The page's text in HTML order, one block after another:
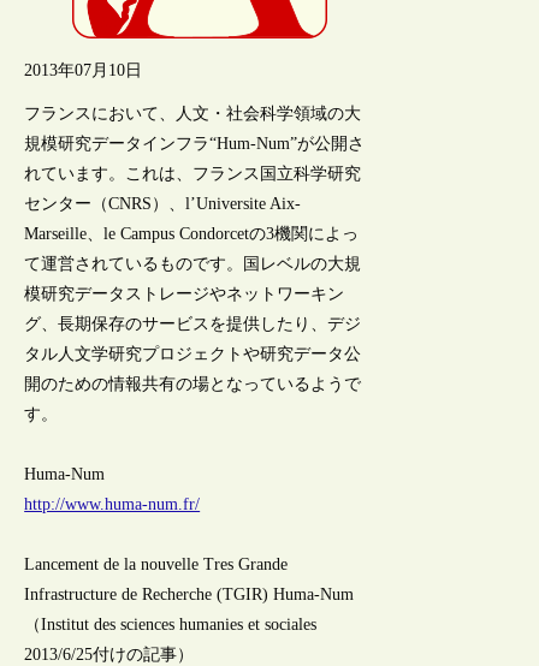
2013年07月10日
フランスにおいて、人文・社会科学領域の大
規模研究データインフラ“Hum-Num”が公開さ
れています。これは、フランス国立科学研究
センター（CNRS）、l’Universite Aix-
Marseille、le Campus Condorcetの3機関によっ
て運営されているものです。国レベルの大規
模研究データストレージやネットワーキン
グ、長期保存のサービスを提供したり、デジ
タル人文学研究プロジェクトや研究データ公
開のための情報共有の場となっているようで
す。
Huma-Num
http://www.huma-num.fr/
Lancement de la nouvelle Tres Grande
Infrastructure de Recherche (TGIR) Huma-Num
（Institut des sciences humanies et sociales
2013/6/25付けの記事）